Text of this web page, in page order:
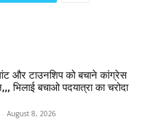
और टाउनशिप को बचाने कांग्रेस
भिलाई बचाओ पदयात्रा का चरोदा
- August 8, 2026